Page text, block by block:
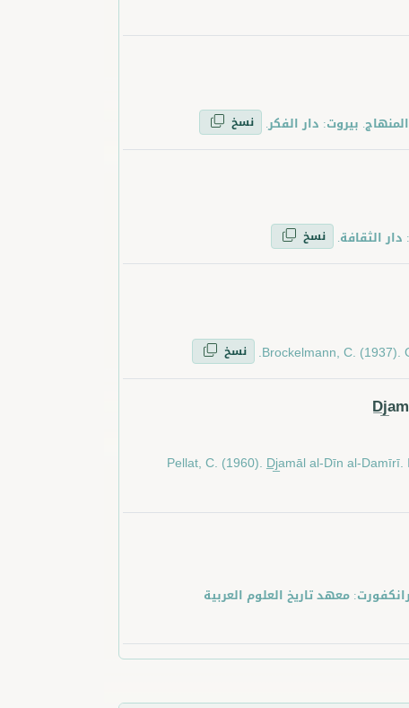
نسخ
نسخ
Brockelmann, C. (1937). نسخ
Pellat, C. (1960). D̲j̲amāl al-Dīn al-
فرانكفورت: معهد تاريخ العلوم العربية